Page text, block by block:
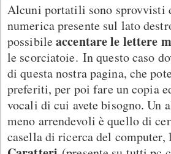
Alcuni portatili sono sprovvisti
numerica presente sul lato
possibileaccentare le lettere
le scorciatoie. In questo caso
di questa nostra pagina, che
preferiti, per poi fare un copia
vocali di cui avete bisogno. Un
meno arrendevoli è quello di
casella di ricerca del